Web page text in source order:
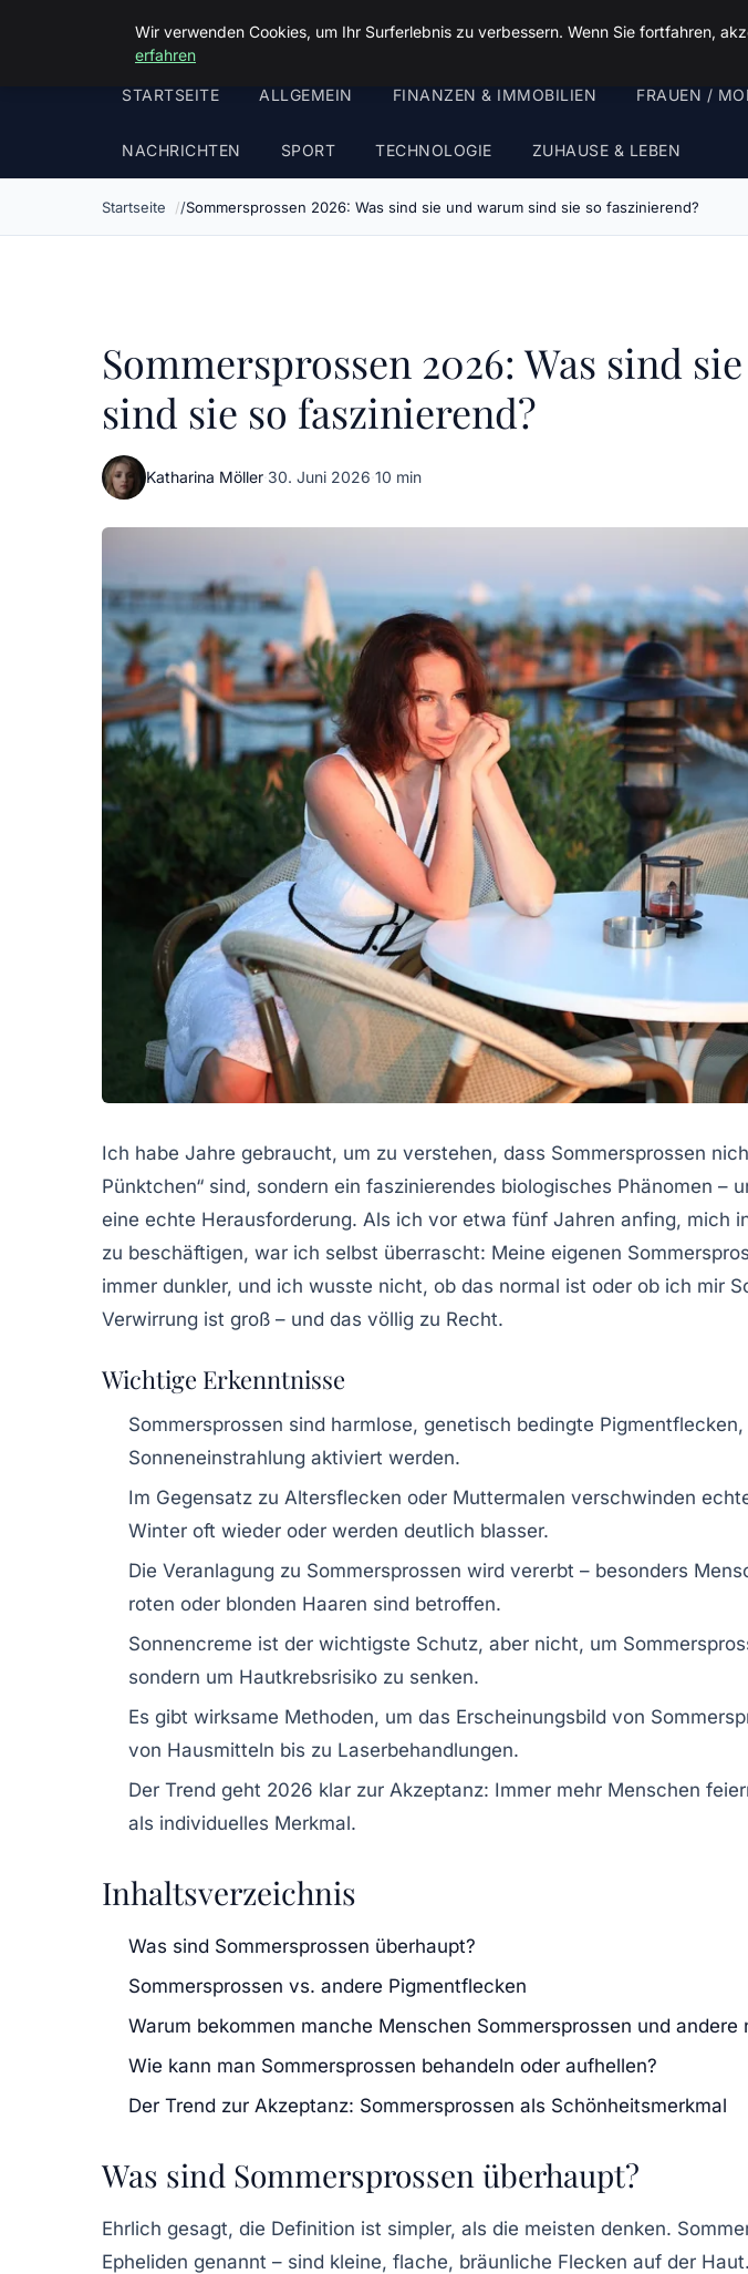
Malzminden
STARTSEITE ALLGEMEIN FINANZEN & IMMOBILIEN FRAUEN /
NACHRICHTEN SPORT TECHNOLOGIE ZUHAUSE & LEBEN
Startseite Sommersprossen 2026: Was sind sie und warum sind sie so faszinierend?
Sommersprossen 2026: Was sind
sind sie so faszinierend?
Katharina Möller·30. Juni 2026·10 min
Ich habe Jahre gebraucht, um zu verstehen, dass Sommersprossen
Pünktchen“ sind, sondern ein faszinierendes biologisches Phänomen –
eine echte Herausforderung. Als ich vor etwa fünf Jahren anfing, mich
zu beschäftigen, war ich selbst überrascht: Meine eigenen
immer dunkler, und ich wusste nicht, ob das normal ist oder ob ich mir
Verwirrung ist groß – und das völlig zu Recht.
Wichtige Erkenntnisse
Sommersprossen sind harmlose, genetisch bedingte
Sonneneinstrahlung aktiviert werden.
Im Gegensatz zu Altersflecken oder Muttermalen verschwinden
Winter oft wieder oder werden deutlich blasser.
Die Veranlagung zu Sommersprossen wird vererbt – besonders
roten oder blonden Haaren sind betroffen.
Sonnencreme ist der wichtigste Schutz, aber nicht, um
sondern um Hautkrebsrisiko zu senken.
Es gibt wirksame Methoden, um das Erscheinungsbild von
von Hausmitteln bis zu Laserbehandlungen.
Der Trend geht 2026 klar zur Akzeptanz: Immer mehr Menschen
als individuelles Merkmal.
Inhaltsverzeichnis
Was sind Sommersprossen überhaupt?
Sommersprossen vs. andere Pigmentflecken
Warum bekommen manche Menschen Sommersprossen und andere
Wie kann man Sommersprossen behandeln oder aufhellen?
Der Trend zur Akzeptanz: Sommersprossen als Schönheitsmerkmal
Was sind Sommersprossen überhaupt?
Ehrlich gesagt, die Definition ist simpler, als die meisten denken.
Epheliden genannt – sind kleine, flache, bräunliche Flecken auf der
Wir verwenden Cookies, um Ihr Surferlebnis zu verbessern. Wenn Sie fortfahren,
erfahren